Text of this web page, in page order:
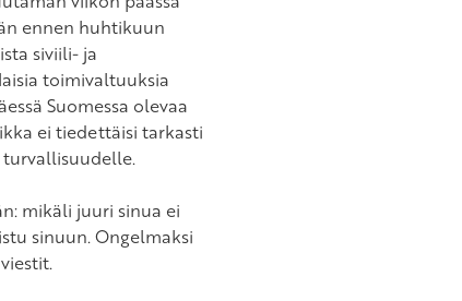
ennen huhtikuun
siviili- ja
toimivaltuuksia
Suomessa olevaa
ei tiedettäisi tarkasti
mikäli juuri sinua ei
sinuun. Ongelmaksi